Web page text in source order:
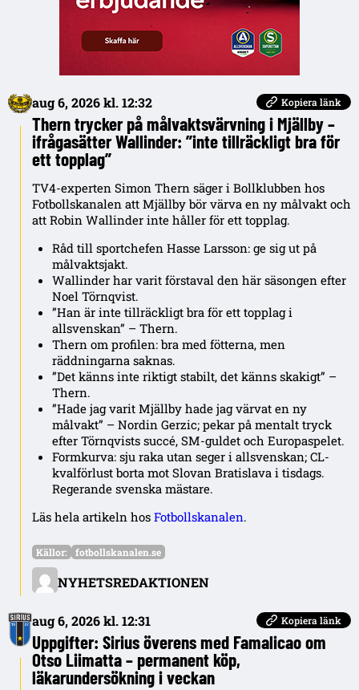
aug 6, 2026 kl. 12:32 Kopiera länk
Thern trycker på målvaktsvärvning i Mjällby –
ifrågasätter Wallinder: ”inte tillräckligt bra för
ett topplag”
TV4-experten Simon Thern säger i Bollklubben hos
Fotbollskanalen att Mjällby bör värva en ny målvakt och
att Robin Wallinder inte håller för ett topplag.
Råd till sportchefen Hasse Larsson: ge sig ut på
målvaktsjakt.
Wallinder har varit förstaval den här säsongen efter
Noel Törnqvist.
”Han är inte tillräckligt bra för ett topplag i
allsvenskan” – Thern.
Thern om profilen: bra med fötterna, men
räddningarna saknas.
”Det känns inte riktigt stabilt, det känns skakigt” –
Thern.
”Hade jag varit Mjällby hade jag värvat en ny
målvakt” – Nordin Gerzic; pekar på mentalt tryck
efter Törnqvists succé, SM-guldet och Europaspelet.
Formkurva: sju raka utan seger i allsvenskan; CL-
kvalförlust borta mot Slovan Bratislava i tisdags.
Regerande svenska mästare.
Läs hela artikeln hos Fotbollskanalen.
NYHETSREDAKTIONEN
Källor: fotbollskanalen.se
aug 6, 2026 kl. 12:31 Kopiera länk
Uppgifter: Sirius överens med Famalicao om
Otso Liimatta – permanent köp,
läkarundersökning i veckan